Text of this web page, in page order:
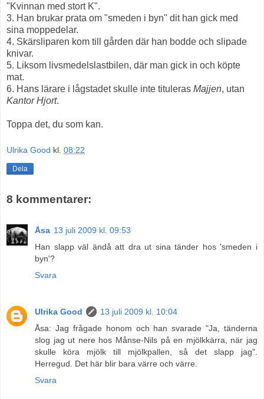
"Kvinnan med stort K".
3. Han brukar prata om "smeden i byn" dit han gick med
sina moppedelar.
4. Skärsliparen kom till gården där han bodde och slipade
knivar.
5. Liksom livsmedelslastbilen, där man gick in och köpte
mat.
6. Hans lärare i lågstadet skulle inte tituleras Majjen, utan
Kantor Hjort.
Toppa det, du som kan.
Ulrika Good kl. 08:22
Dela
8 kommentarer:
Åsa 13 juli 2009 kl. 09:53
Han slapp väl ändå att dra ut sina tänder hos 'smeden i
byn'?
Svara
Ulrika Good
13 juli 2009 kl. 10:04
Åsa: Jag frågade honom och han svarade "Ja, tänderna
slog jag ut nere hos Månse-Nils på en mjölkkärra, när jag
skulle köra mjölk till mjölkpallen, så det slapp jag".
Herregud. Det här blir bara värre och värre.
Svara